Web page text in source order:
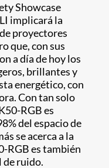
Showcase
implicará la
proyectores
que, con sus
a día de hoy los
brillantes y
energético, con
Con tan solo
RGB es
del espacio de
se acerca a la
RGB es también
de ruido.